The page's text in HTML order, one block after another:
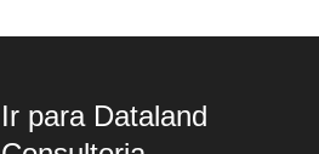
Ir para Dataland